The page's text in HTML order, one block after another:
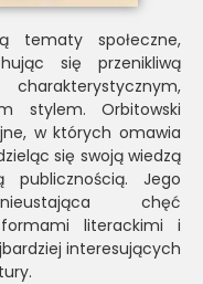
tematy społeczne,
się przenikliwą
stylem. Orbitowski
w których omawia
się swoją wiedzą
Jego
chęć
literackimi i
interesujących